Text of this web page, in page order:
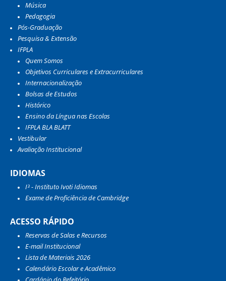
Música
Pedagogia
Pós-Graduação
Pesquisa & Extensão
IFPLA
Quem Somos
Objetivos Curriculares e Extracurriculares
Internacionalização
Bolsas de Estudos
Histórico
Ensino da Língua nas Escolas
IFPLA BLA BLATT
Vestibular
Avaliação Institucional
IDIOMAS
I³ - Instituto Ivoti Idiomas
Exame de Proficiência de Cambridge
ACESSO RÁPIDO
Reservas de Salas e Recursos
E-mail Institucional
Lista de Materiais 2026
Calendário Escolar e Acadêmico